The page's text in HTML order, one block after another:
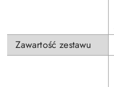
Zawartość zestawu